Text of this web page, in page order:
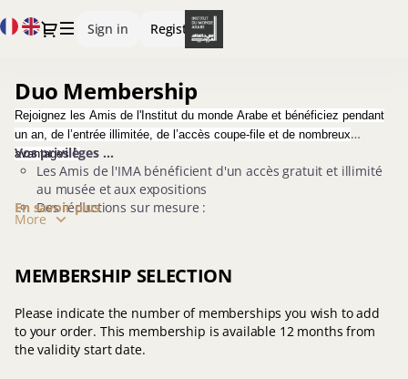
Current
Dialog
Sign in Register
selection
Institut
du
monde
arabe
Duo
Membership
Duo Membership
Rejoignez les Amis de l'Institut du monde Arabe et bénéficiez pendant
un an, de l’entrée illimitée, de l’accès coupe-file et de nombreux
avantages !
Vos privilèges ...
Les Amis de l'IMA bénéficient d'un accès gratuit et illimité
au musée et aux expositions
Des réductions sur mesure :
Sur l'abonnement annuel de la bibliothèque
Sur les visites guidées et les audioguides
Des offres exclusives
Réception du programme de l'IMA à domicile
Réception des Newsletters de l'IMA et des Amis de
En savoir plus
More
MEMBERSHIP SELECTION
Please indicate the number of memberships you wish to add
to your order. This membership is available 12 months from
the validity start date.